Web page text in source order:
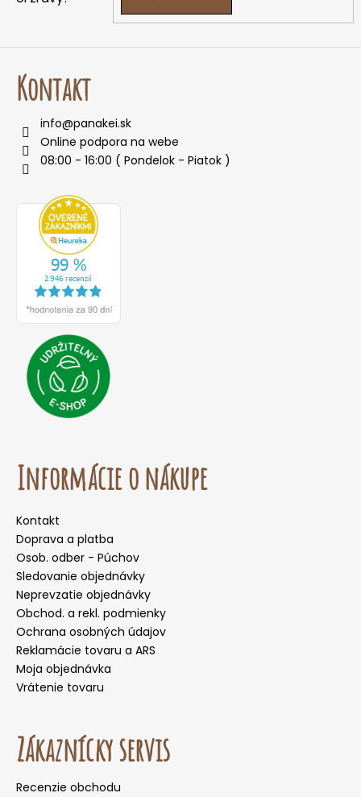
Kontakt
info@panakei.sk
Online podpora na webe
08:00 - 16:00 ( Pondelok - Piatok )
Informácie o nákupe
Kontakt
Doprava a platba
Osob. odber - Púchov
Sledovanie objednávky
Neprevzatie objednávky
Obchod. a rekl. podmienky
Ochrana osobných údajov
Reklamácie tovaru a ARS
Moja objednávka
Vrátenie tovaru
Zákaznícky servis
Recenzie obchodu